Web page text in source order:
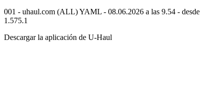
001 - uhaul.com (ALL) YAML - 08.06.2026 a las 9.54 - desde
1.575.1
Descargar la aplicación de U-Haul